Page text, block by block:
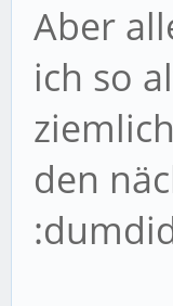
Aber
ich so
den